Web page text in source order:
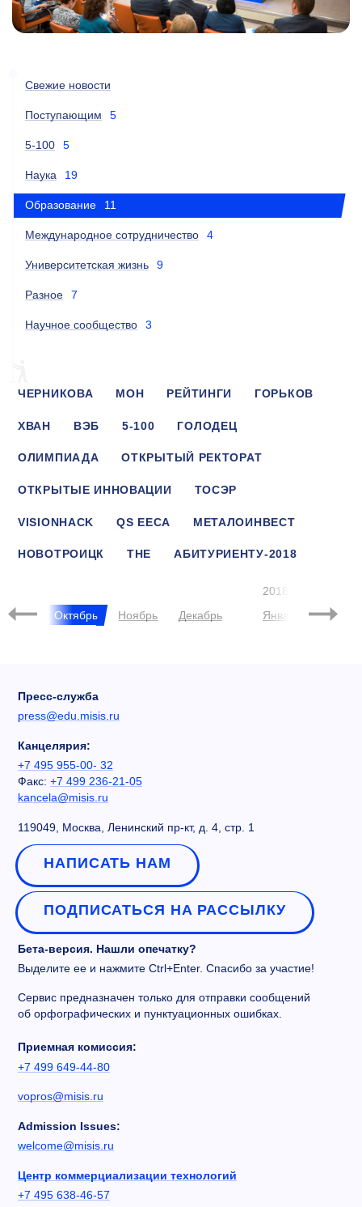
Свежие новости
Поступающим 5
5-100 5
Наука 19
Образование 11
Международное сотрудничество 4
Университетская жизнь 9
Разное 7
Научное сообщество 3
ЧЕРНИКОВА МОН РЕЙТИНГИ ГОРЬКОВ
ХВАН ВЭБ 5-100 ГОЛОДЕЦ
ОЛИМПИАДА ОТКРЫТЫЙ РЕКТОРАТ
ОТКРЫТЫЕ ИННОВАЦИИ ТОСЭР
VISIONHACK QS EECA МЕТАЛОИНВЕСТ
НОВОТРОИЦК THE АБИТУРИЕНТУ-2018
Октябрь Ноябрь Декабрь
2018
Январь
Пресс-служба
press@edu.misis.ru
Канцелярия:
+7 495 955-00- 32
Факс: +7 499 236-21-05
kancela@misis.ru
119049, Москва, Ленинский пр-кт, д. 4, стр. 1
НАПИСАТЬ НАМ
ПОДПИСАТЬСЯ НА РАССЫЛКУ
Бета-версия. Нашли опечатку?
Выделите ее и нажмите Ctrl+Enter. Спасибо за участие!
Сервис предназначен только для отправки сообщений
об орфографических и пунктуационных ошибках.
Приемная комиссия:
+7 499 649-44-80
vopros@misis.ru
Admission Issues:
welcome@misis.ru
Центр коммерциализации технологий
+7 495 638-46-57